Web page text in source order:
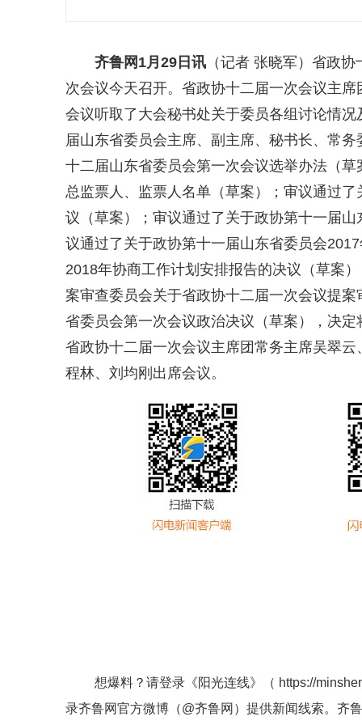
齐鲁网 1月29日讯（记者 张晓军）省政协
次会议今天召开。省政协十二届一次会议主
会议听取了大会秘书处关于委员各组讨论情
届山东省委员会主席、副主席、秘书长、常
十二届山东省委员会第一次会议选举办法（
总监票人、监票人名单（草案）；审议通过
议（草案）；审议通过了关于政协第十一届
议通过了关于政协第十一届山东省委员会
2018年协商工作计划安排报告的决议（草案
案审查委员会关于省政协十二届一次会议提
省委员会第一次会议政治决议（草案），决
省政协十二届一次会议主席团常务主席吴翠
程林、刘均刚出席会议。
想爆料？请登录《阳光连线》（ https://
录齐鲁网官方微博（@齐鲁网 ）提供新闻线索。齐